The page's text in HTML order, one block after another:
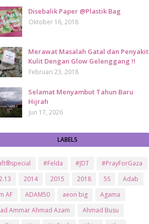
Disebalik Paper @Plastik Bag
Oktober 16, 2018
Merawat Masalah Gatal dan Penyakit
Kulit Dengan Glow Gelenggang !!
Februari 23, 2018
Selamat Menyambut Tahun Baru
Hijrah
Jun 17, 2026
LABELS
#Felda #JDT
#PrayForGaza
2014 2015 2018 5S
Adab
AF
ADAM50 aeon big
Agama
Ammar Ahmad Azam
Ahmad Busu